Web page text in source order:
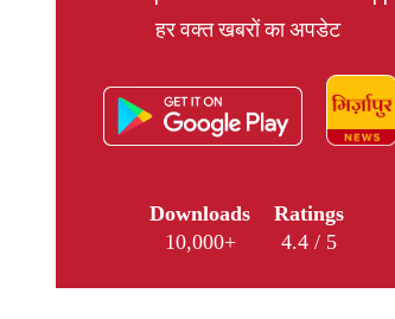
हर वक्त खबरों का अपडेट
Downloads
10,000+
Ratings
4.4 / 5